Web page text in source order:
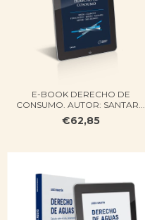
E-BOOK DERECHO DE
CONSUMO. AUTOR: SANTAR...
€62,85